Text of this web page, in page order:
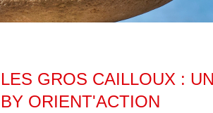
LES GROS CAILLOUX :
BY ORIENT'ACTION